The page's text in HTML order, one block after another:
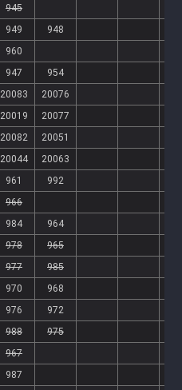
945
949
948
960
947
954
20083
20076
20019
20077
20082
20051
20044
20063
961
992
966
984
964
978
965
977
985
970
968
976
972
988
975
967
987